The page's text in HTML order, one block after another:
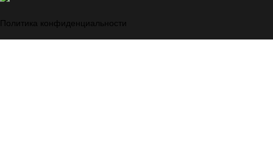
Политика конфиденциальности